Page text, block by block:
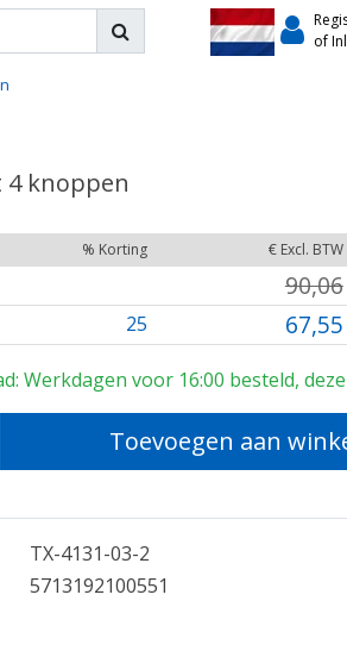
of
4 knoppen
% Korting € Excl. BTW
90,06
25 67,55
Werkdagen voor 16:00 besteld,
Toevoegen aan
TX-4131-03-2
5713192100551